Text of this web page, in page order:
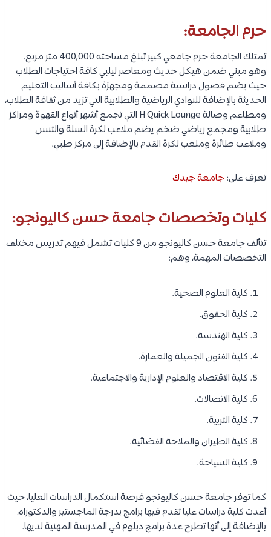
حرم الجامعة:
تمتلك الجامعة حرم جامعي كبير تبلغ مساحته 400,000 متر مربع.
وهو مبني ضمن هيكل حديث ومعاصر ليلبي كافة احتياجات الطلاب
حيث يضم فصول دراسية مصممة ومجهزة بكافة أساليب التعليم
الحديثة بالإضافة للنوادي الرياضية والطلابية التي تزيد من ثقافة الطلاب،
ومطاعم وصالة H Quick Lounge التي تجمع أشهر أنواع القهوة ومراكز
طلابية ومجمع رياضي ضخم يضم ملاعب لكرة السلة والتنس
وملاعب طائرة وملعب لكرة القدم بالإضافة إلى مركز طبي.
تعرف على:جامعة جيدك
كليات وتخصصات جامعة حسن كاليونجو:
تتألف جامعة حسن كاليونجو من 9 كليات تشمل فيهم تدريس مختلف
التخصصات المهمة، وهم:
كلية العلوم الصحية.
كلية الحقوق.
كلية الهندسة.
كلية الفنون الجميلة والعمارة.
كلية الاقتصاد والعلوم الإدارية والاجتماعية.
كلية الاتصالات.
كلية التربية.
كلية الطيران والملاحة الفضائية.
كلية السياحة.
كما توفر جامعة حسن كاليونجو فرصة استكمال الدراسات العليا، حيث
أعدت كلية دراسات عليا تقدم فيها برامج بدرجة الماجستير والدكتوراه،
بالإضافة إلى أنها تطرح عدة برامج دبلوم في المدرسة المهنية لديها.